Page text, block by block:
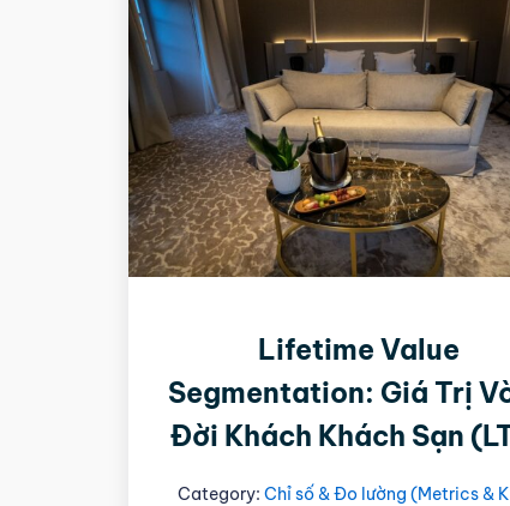
Lifetime Value
Segmentation: Giá Trị
Đời Khách Khách Sạn
Category: Chỉ số & Đo lường (Metrics &